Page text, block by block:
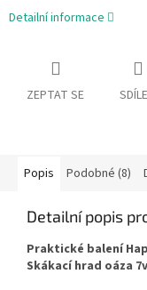
Detailní informace
ZEPTAT SE
Popis Podobné (8)
Detailní popis
Praktické balení
Skákací hrad oáza